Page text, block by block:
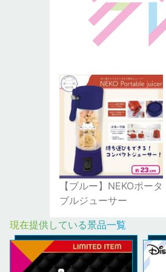
【ブルー】NEKOポータ
ブルジューサー
現在提供している景品一覧